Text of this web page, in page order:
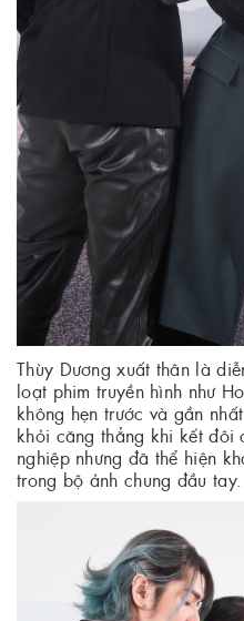
Thùy Dương xuất thân là
loạt phim truyền hình như
không hẹn trước và gần
khỏi căng thẳng khi kết đôi
nghiệp nhưng đã thể hiện
trong bộ ảnh chung đầu tay.